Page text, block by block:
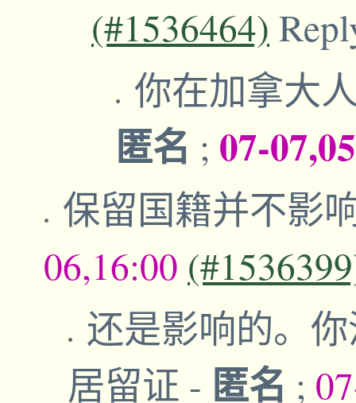
(#1536464)
你在加拿大
匿名 ; 07-
保留国籍并不影
06,16:00
还是影响的。
居留证 - 匿名 ;